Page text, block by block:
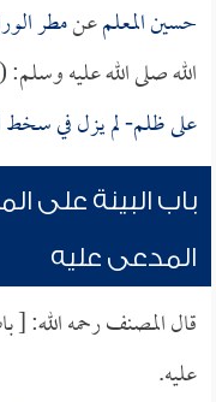
حسين المعلمعنمطر
الله صلى الله عليه وسلم: (
على ظلم- لم يزل في سخط
باب البينة على
المدعى عليه
قال المصنف رحمه الله: [
عليه.